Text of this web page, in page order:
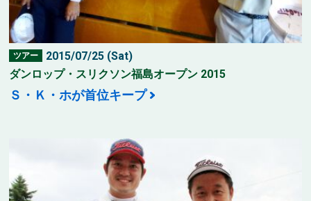
ツアー
2015/07/25 (Sat)
ダンロップ・スリクソン福島オープン 2015
Ｓ・Ｋ・ホが首位キープ